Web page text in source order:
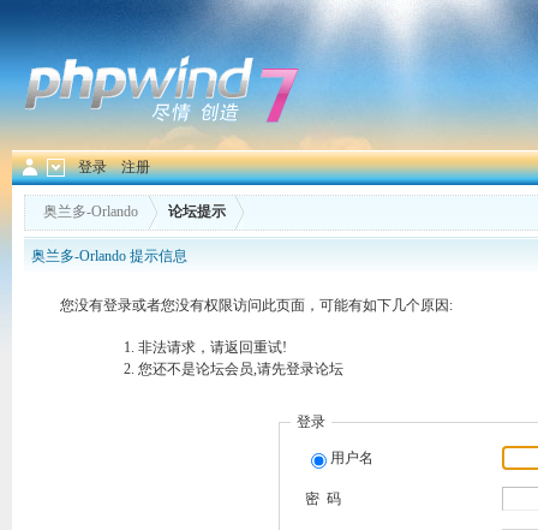
登录 注册
奥兰多-Orlando 论坛提示
奥兰多-Orlando 提示信息
您没有登录或者您没有权限访问此页面，可能有如下几个原因:
非法请求，请返回重试!
您还不是论坛会员,请先登录论坛
登录
用户名
密 码